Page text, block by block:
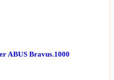
ABUS Bravus.1000